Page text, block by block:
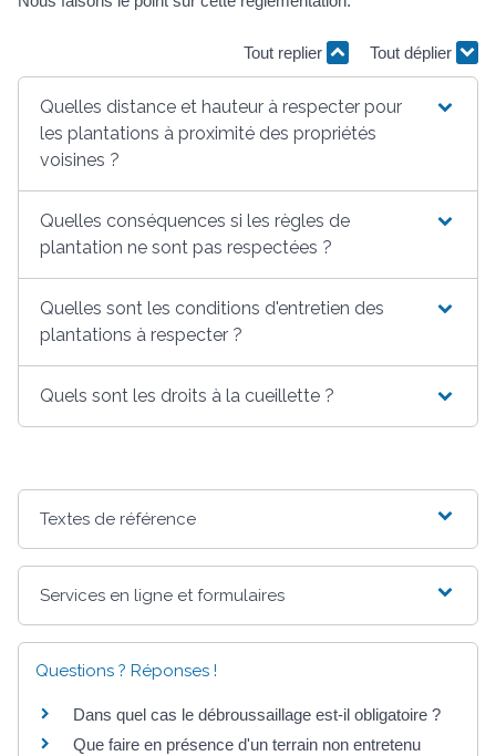
Tout replier Tout déplier
Quelles distance et hauteur à respecter pour
les plantations à proximité des propriétés
voisines ?
Quelles conséquences si les règles de
plantation ne sont pas respectées ?
Quelles sont les conditions d'entretien des
plantations à respecter ?
Quels sont les droits à la cueillette ?
Textes de référence
Services en ligne et formulaires
Questions ? Réponses !
Dans quel cas le débroussaillage est-il obligatoire ?
Que faire en présence d'un terrain non entretenu